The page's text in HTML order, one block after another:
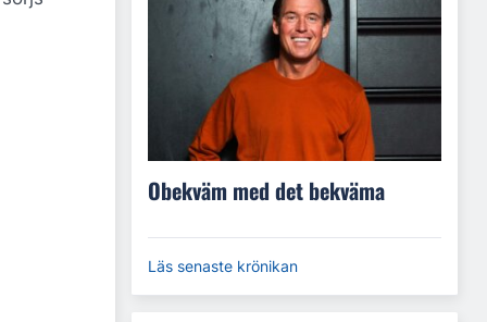
Obekväm med det bekväma
Läs senaste krönikan